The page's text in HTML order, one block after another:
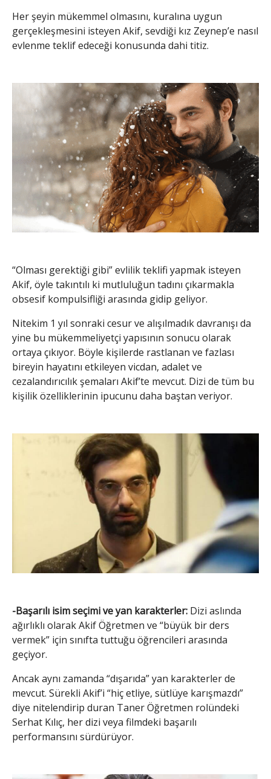
Her şeyin mükemmel olmasını, kuralına uygun
gerçekleşmesini isteyen Akif, sevdiği kız Zeynep’e nasıl
evlenme teklif edeceği konusunda dahi titiz.
“Olması gerektiği gibi” evlilik teklifi yapmak isteyen
Akif, öyle takıntılı ki mutluluğun tadını çıkarmakla
obsesif kompulsifliği arasında gidip geliyor.
Nitekim 1 yıl sonraki cesur ve alışılmadık davranışı da
yine bu mükemmeliyetçi yapısının sonucu olarak
ortaya çıkıyor. Böyle kişilerde rastlanan ve fazlası
bireyin hayatını etkileyen vicdan, adalet ve
cezalandırıcılık şemaları Akif’te mevcut. Dizi de tüm bu
kişilik özelliklerinin ipucunu daha baştan veriyor.
-Başarılı isim seçimi ve yan karakterler: Dizi aslında
ağırlıklı olarak Akif Öğretmen ve “büyük bir ders
vermek” için sınıfta tuttuğu öğrencileri arasında
geçiyor.
Ancak aynı zamanda “dışarıda” yan karakterler de
mevcut. Sürekli Akif’i “hiç etliye, sütlüye karışmazdı”
diye nitelendirip duran Taner Öğretmen rolündeki
Serhat Kılıç, her dizi veya filmdeki başarılı
performansını sürdürüyor.